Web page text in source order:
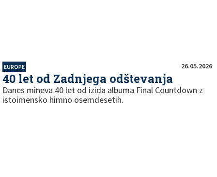
EUROPE 26.05.2026
40 let od Zadnjega odštevanja
Danes mineva 40 let od izida albuma Final Countdown z
istoimensko himno osemdesetih.